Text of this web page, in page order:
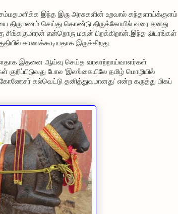
இந்த இரு அரசுகளின் உறவால் கந்தளாய்க்குளம்
திருமணம் செய்து கொண்டு திருக்கோயில் வரை தனது
என்றொரு மகன் பிறக்கிறான்.இந்த விபரங்கள்
காணக்கூடியதாக இருக்கிறது.
இதனை ஆய்வு செய்த வரலாற்றாய்வாளர்கள்
குறிப்பிடுவது போல ‘இலங்கையிலே தமிழ் மொழியில்
கல்வெட்டு தனித்துவமானது’ என்ற கருத்து மிகப்